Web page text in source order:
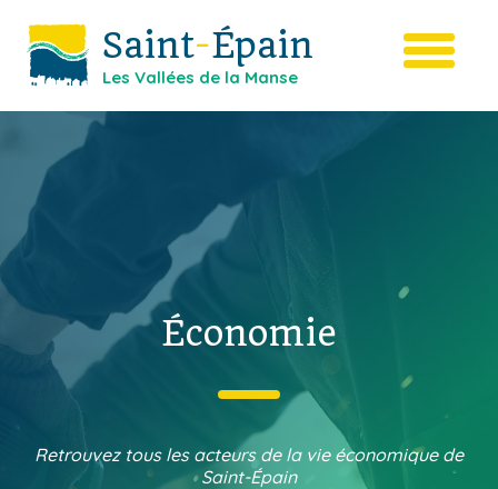
Saint-Épain
Les Vallées de la Manse
Économie
Retrouvez tous les acteurs de la vie économique de
Saint-Épain